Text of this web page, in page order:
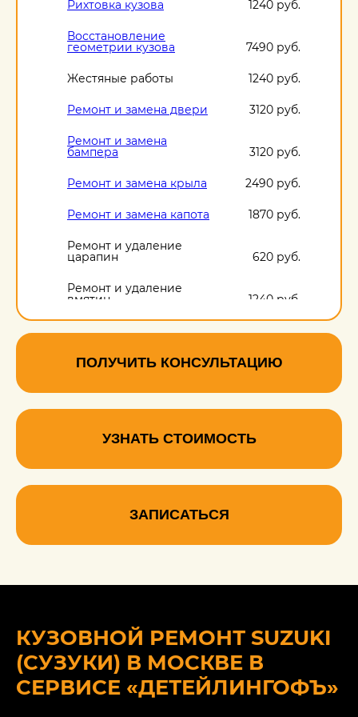
Рихтовка кузова 1240 руб.
Восстановление
геометрии кузова 7490 руб.
Жестяные работы 1240 руб.
Ремонт и замена двери 3120 руб.
Ремонт и замена
бампера 3120 руб.
Ремонт и замена крыла 2490 руб.
Ремонт и замена капота 1870 руб.
Ремонт и удаление
царапин 620 руб.
Ремонт и удаление
вмятин 1240 руб.
Ремонт и удаление
ПОЛУЧИТЬ КОНСУЛЬТАЦИЮ
УЗНАТЬ СТОИМОСТЬ
ЗАПИСАТЬСЯ
КУЗОВНОЙ РЕМОНТ SUZUKI
(СУЗУКИ) В МОСКВЕ В
СЕРВИСЕ «ДЕТЕЙЛИНГОФЪ»